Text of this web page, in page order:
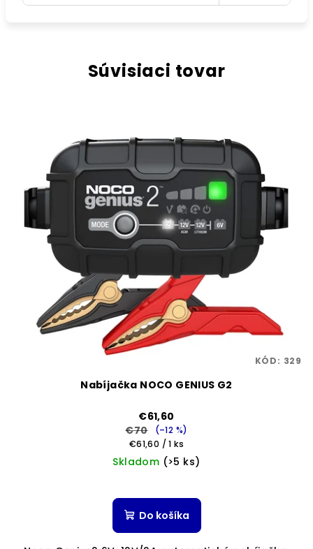
Súvisiaci tovar
Nabíjačka NOCO GENIUS G2
€61,60
€70
(–12 %)
Jednotková
cena:
€61,60 / 1 ks
Skladom (>5 ks)
Do košíka
KÓD: 329